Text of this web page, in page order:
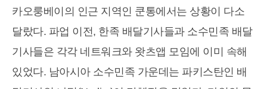
카오룽베이의 인근 지역인 쿤통에서는 상황이 다소
달랐다. 파업 이전, 한족 배달기사들과 소수민족 배달
기사들은 각각 네트워크와 왓츠앱 모임에 이미 속해
있었다. 남아시아 소수민족 가운데는 파키스탄인 배